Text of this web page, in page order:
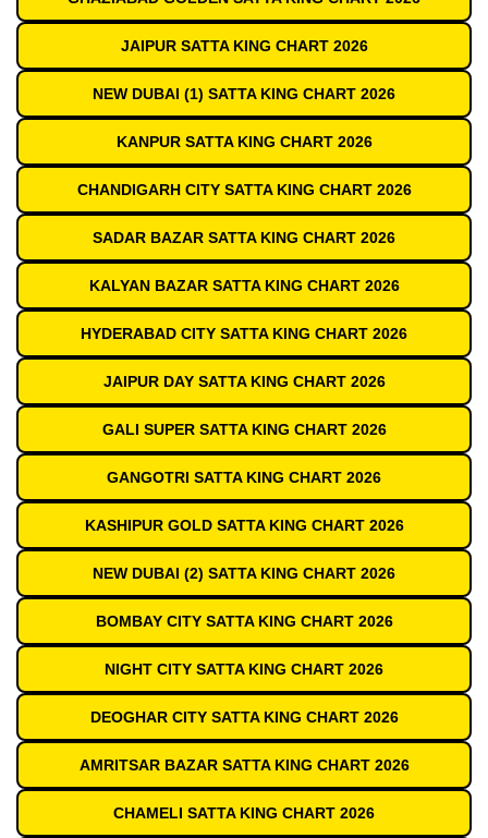
JAIPUR SATTA KING CHART 2026
NEW DUBAI (1) SATTA KING CHART 2026
KANPUR SATTA KING CHART 2026
CHANDIGARH CITY SATTA KING CHART 2026
SADAR BAZAR SATTA KING CHART 2026
KALYAN BAZAR SATTA KING CHART 2026
HYDERABAD CITY SATTA KING CHART 2026
JAIPUR DAY SATTA KING CHART 2026
GALI SUPER SATTA KING CHART 2026
GANGOTRI SATTA KING CHART 2026
KASHIPUR GOLD SATTA KING CHART 2026
NEW DUBAI (2) SATTA KING CHART 2026
BOMBAY CITY SATTA KING CHART 2026
NIGHT CITY SATTA KING CHART 2026
DEOGHAR CITY SATTA KING CHART 2026
AMRITSAR BAZAR SATTA KING CHART 2026
CHAMELI SATTA KING CHART 2026